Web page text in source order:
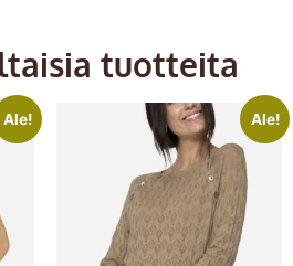
tuotteita
Ale! Ale!